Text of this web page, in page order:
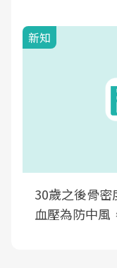
新知
30歲之後骨
血壓為防中風